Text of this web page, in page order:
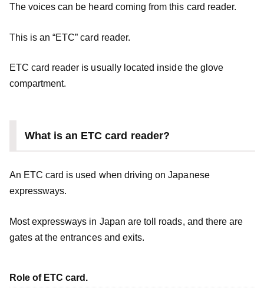
The voices can be heard coming from this card reader.
This is an “ETC” card reader.
ETC card reader is usually located inside the glove
compartment.
What is an ETC card reader?
An ETC card is used when driving on Japanese
expressways.
Most expressways in Japan are toll roads, and there are
gates at the entrances and exits.
Role of ETC card.